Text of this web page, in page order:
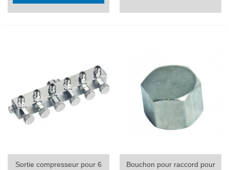
Sortie compresseur pour 6
Bouchon pour raccord pour